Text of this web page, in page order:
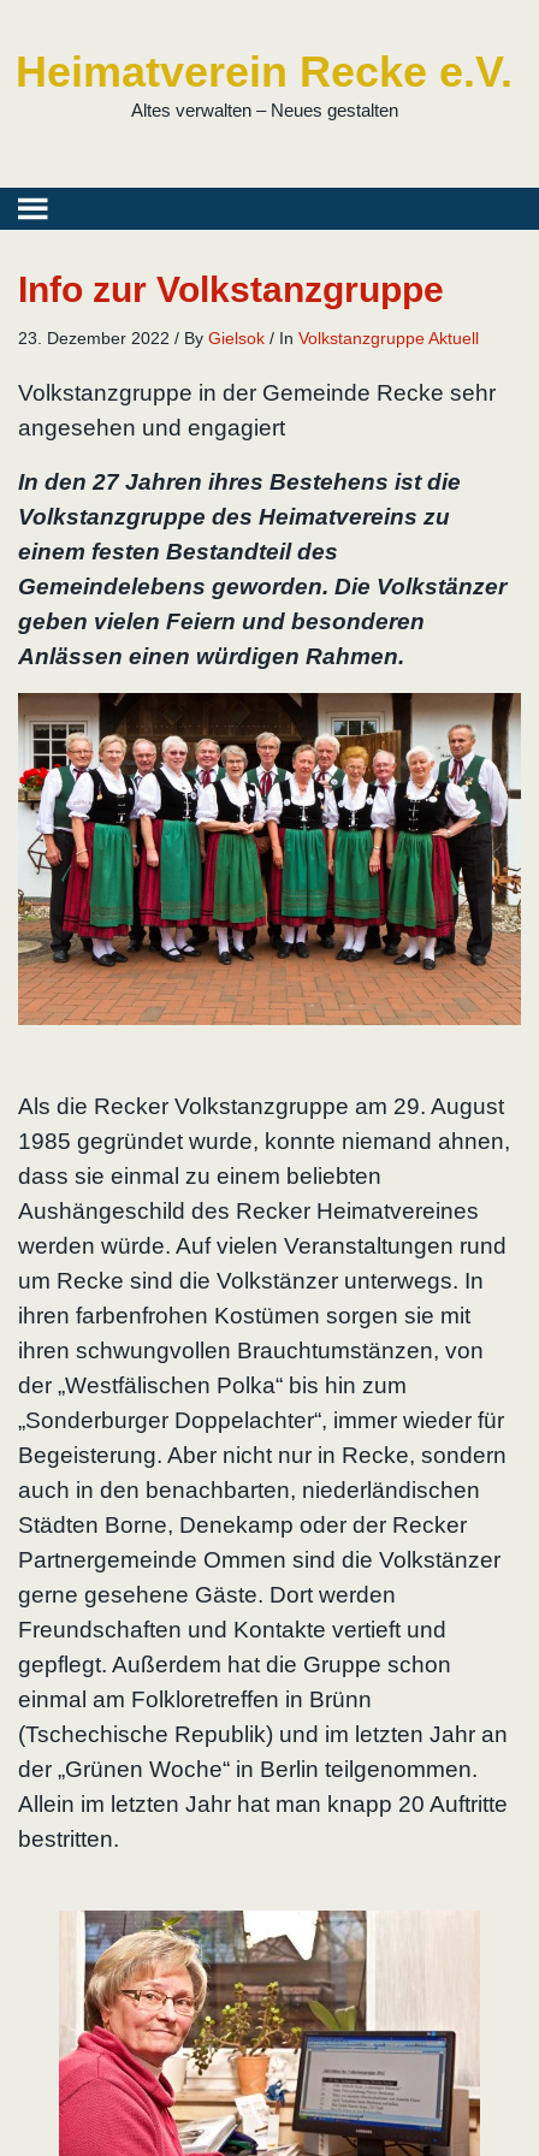
Heimatverein Recke e.V.
Altes verwalten – Neues gestalten
Info zur Volkstanzgruppe
23. Dezember 2022 / By Gielsok / In Volkstanzgruppe Aktuell
Volkstanzgruppe in der Gemeinde Recke sehr
angesehen und engagiert
In den 27 Jahren ihres Bestehens ist die
Volkstanzgruppe des Heimatvereins zu
einem festen Bestandteil des
Gemeindelebens geworden. Die Volkstänzer
geben vielen Feiern und besonderen
Anlässen einen würdigen Rahmen.
Als die Recker Volkstanzgruppe am 29. August
1985 gegründet wurde, konnte niemand ahnen,
dass sie einmal zu einem beliebten
Aushängeschild des Recker Heimatvereines
werden würde. Auf vielen Veranstaltungen rund
um Recke sind die Volkstänzer unterwegs. In
ihren farbenfrohen Kostümen sorgen sie mit
ihren schwungvollen Brauchtumstänzen, von
der „Westfälischen Polka“ bis hin zum
„Sonderburger Doppelachter“, immer wieder für
Begeisterung. Aber nicht nur in Recke, sondern
auch in den benachbarten, niederländischen
Städten Borne, Denekamp oder der Recker
Partnergemeinde Ommen sind die Volkstänzer
gerne gesehene Gäste. Dort werden
Freundschaften und Kontakte vertieft und
gepflegt. Außerdem hat die Gruppe schon
einmal am Folkloretreffen in Brünn
(Tschechische Republik) und im letzten Jahr an
der „Grünen Woche“ in Berlin teilgenommen.
Allein im letzten Jahr hat man knapp 20 Auftritte
bestritten.